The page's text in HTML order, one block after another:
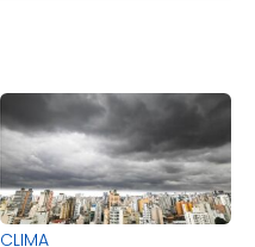
CLIMA